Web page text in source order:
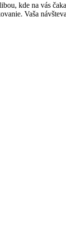
kde na vás
Vaša